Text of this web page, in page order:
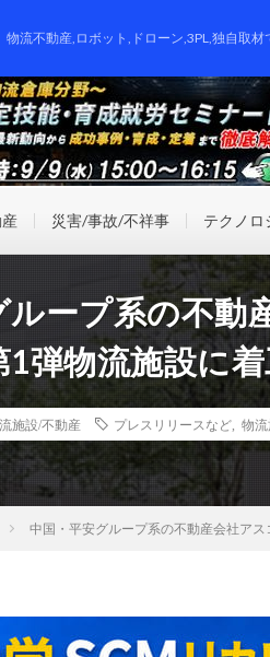
物流不動産,ロボット,ドローン,3PL,独自取
災害/事故/不祥事 テクノロ
ループ系の不動
1弾物流施設に
施設/不動産 プレスリリースなど 物流
中国・平安グループ系の不動産会社ア